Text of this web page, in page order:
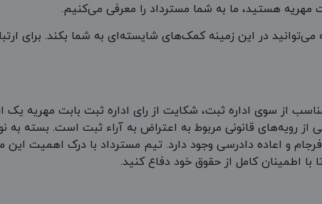
مهریه هستید، ما به شما مسترداد را معرفی می‌کنیم.
در این زمینه کمک‌های شایسته‌ای به شما بکند. برای
از سوی اداره ثبت، شکایت از رای اداره ثبت بابت مهریه یک
رویه‌های قانونی مربوط به اعتراض به آراء ثبت است. بسته به
و اعاده دادرسی وجود دارد. تیم مسترداد با درک اهمیت
با اطمینان کامل از حقوق خود دفاع کنید.